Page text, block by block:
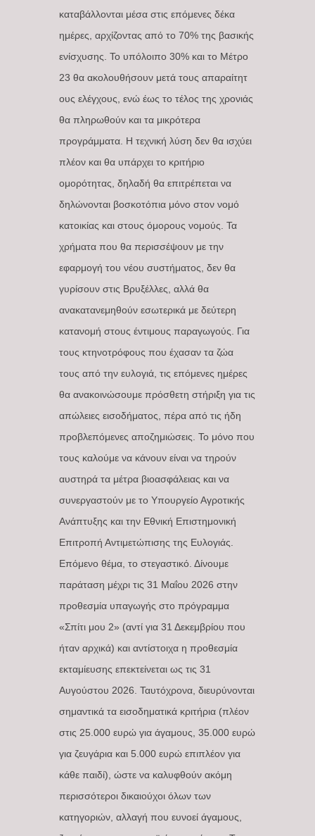
καταβάλλονται μέσα στις επόμενες δέκα
ημέρες, αρχίζοντας από το 70% της βασικής
ενίσχυσης. Το υπόλοιπο 30% και το Μέτρο
23 θα ακολουθήσουν μετά τους απαραίτητ
ους ελέγχους, ενώ έως το τέλος της χρονιάς
θα πληρωθούν και τα μικρότερα
προγράμματα. Η τεχνική λύση δεν θα ισχύει
πλέον και θα υπάρχει το κριτήριο
ομορότητας, δηλαδή θα επιτρέπεται να
δηλώνονται βοσκοτόπια μόνο στον νομό
κατοικίας και στους όμορους νομούς. Τα
χρήματα που θα περισσέψουν με την
εφαρμογή του νέου συστήματος, δεν θα
γυρίσουν στις Βρυξέλλες, αλλά θα
ανακατανεμηθούν εσωτερικά με δεύτερη
κατανομή στους έντιμους παραγωγούς. Για
τους κτηνοτρόφους που έχασαν τα ζώα
τους από την ευλογιά, τις επόμενες ημέρες
θα ανακοινώσουμε πρόσθετη στήριξη για τις
απώλειες εισοδήματος, πέρα από τις ήδη
προβλεπόμενες αποζημιώσεις. Το μόνο που
τους καλούμε να κάνουν είναι να τηρούν
αυστηρά τα μέτρα βιοασφάλειας και να
συνεργαστούν με το Υπουργείο Αγροτικής
Ανάπτυξης και την Εθνική Επιστημονική
Επιτροπή Αντιμετώπισης της Ευλογιάς.
Επόμενο θέμα, το στεγαστικό. Δίνουμε
παράταση μέχρι τις 31 Μαΐου 2026 στην
προθεσμία υπαγωγής στο πρόγραμμα
«Σπίτι μου 2» (αντί για 31 Δεκεμβρίου που
ήταν αρχικά) και αντίστοιχα η προθεσμία
εκταμίευσης επεκτείνεται ως τις 31
Αυγούστου 2026. Ταυτόχρονα, διευρύνονται
σημαντικά τα εισοδηματικά κριτήρια (πλέον
στις 25.000 ευρώ για άγαμους, 35.000 ευρώ
για ζευγάρια και 5.000 ευρώ επιπλέον για
κάθε παιδί), ώστε να καλυφθούν ακόμη
περισσότεροι δικαιούχοι όλων των
κατηγοριών, αλλαγή που ευνοεί άγαμους,